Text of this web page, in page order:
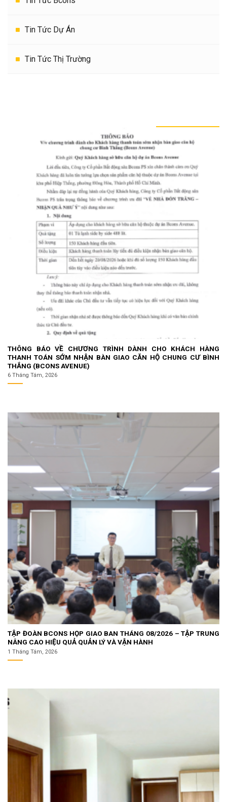
Tin Tức Dự Án
Tin Tức Thị Trường
THÔNG BÁO VỀ CHƯƠNG TRÌNH DÀNH CHO KHÁCH HÀNG
THANH TOÁN SỚM NHẬN BÀN GIAO CĂN HỘ CHUNG CƯ BÌNH
THẮNG (BCONS AVENUE)
6 Tháng Tám, 2026
TẬP ĐOÀN BCONS HỌP GIAO BAN THÁNG 08/2026 – TẬP TRUNG
NÂNG CAO HIỆU QUẢ QUẢN LÝ VÀ VẬN HÀNH
1 Tháng Tám, 2026